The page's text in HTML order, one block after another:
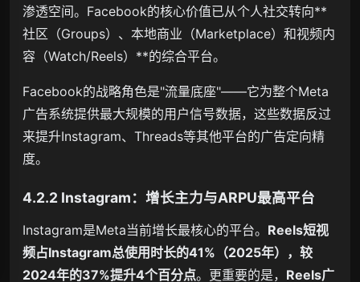
渗透空间。Facebook的核心价值已从个人社交转向**
社区（Groups）、本地商业（Marketplace）和视频内
容（Watch/Reels）**的综合平台。
Facebook的战略角色是"流量底座"——它为整个Meta
广告系统提供最大规模的用户信号数据，这些数据反过
来提升Instagram、Threads等其他平台的广告定向精
度。
4.2.2 Instagram：增长主力与ARPU最高平台
Instagram是Meta当前增长最核心的平台。 Reels短视
频占Instagram总使用时长的41%（2025年），较
2024年的37%提升4个百分点。更重要的是， Reels广